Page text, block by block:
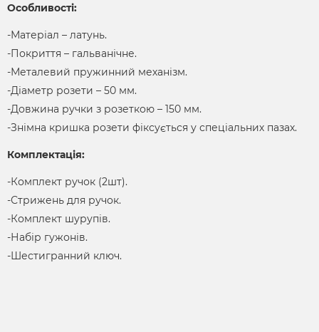
Особливості:
-Матеріал – латунь.
-Покриття – гальванічне.
-Металевий пружинний механізм.
-Діаметр розети – 50 мм.
-Довжина ручки з розеткою – 150 мм.
-Знімна кришка розети фіксується у спеціальних пазах.
Комплектація:
-Комплект ручок (2шт).
-Стрижень для ручок.
-Комплект шурупів.
-Набір гужонів.
-Шестигранний ключ.